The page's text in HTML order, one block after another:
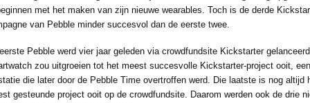
met het maken van zijn nieuwe wearables. Toch is de derde
van Pebble minder succesvol dan de eerste twee.
Pebble werd vier jaar geleden via crowdfundsite Kickstarter
zou uitgroeien tot het meest succesvolle Kickstarter-project ooit, een
die later door de Pebble Time overtroffen werd. Die laatste is nog altijd
gesteunde project ooit op de crowdfundsite. Daarom werden ook de drie